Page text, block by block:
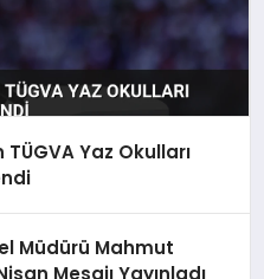
Yaz Okulları
Müdürü Mahmut